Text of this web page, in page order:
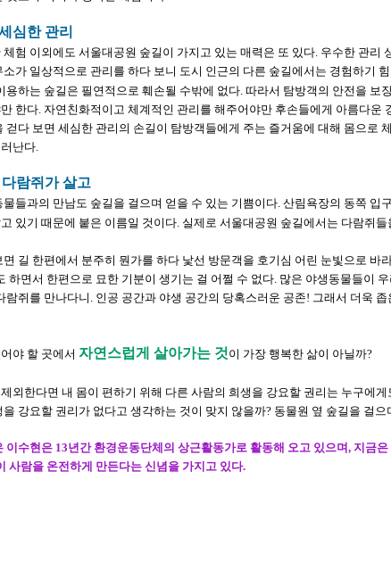
심한 관리
험 이외에도 서울대공원 숲길이 가지고 있는 매력은 또 있다. 우수한 관리
가 일상적으로 관리를 하다 보니 도시 인근의 다른 숲길에서는 경험하기
용하는 숲길은 필연적으로 훼손될 수밖에 없다. 따라서 탐방객의 안전을 보
한다. 자연친화적이고 체계적인 관리를 해주어야만 후손들에게 아름다운
걷다 보면 세심한 관리의 손길이 탐방객들에게 주는 즐거움에 대해 몸으로
난다.
람쥐가 살고
들과의 만남도 숲길을 걸으며 얻을 수 있는 기쁨이다. 산림욕장의 동쪽 입
있기 때문에 붙은 이름일 것이다. 실제로 서울대공원 숲길에서는 다람쥐들
길 한편에서 분주히 뭔가를 하다 낯선 방문객을 호기심 어린 눈빛으로 바
하면서 한편으로 묘한 기분이 생기는 걸 어쩔 수 없다. 많은 야생동물들이
람쥐를 만나다니. 인공 공간과 야생 공간의 당혹스러운 공존! 그래서 더욱
야 할 곳에서 자연스럽게 살아가는 것이 가장 행복한 삶이 아닐까?
외한다면 내 몸이 편하기 위해 다른 사람의 희생을 강요할 권리는 누구에
강요할 권리가 없다고 생각하는 것이 맞지 않을까? 동물원 옆 숲길을 걸
이수현은 13년간 환경운동단체의 상근활동가로 활동해 오고 있으며, 지금
사람을 온전하게 만든다는 신념을 가지고 있다.